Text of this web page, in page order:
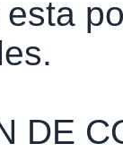
DE